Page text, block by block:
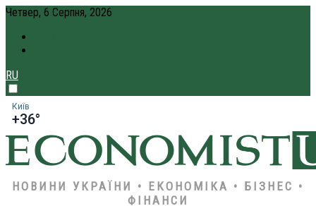
Четвер, 6 Серпня, 2026
RU
Київ
+36°
НОВИНИ УКРАЇНИ • ЕКОНОМІКА • БІЗНЕС •
ФІНАНСИ